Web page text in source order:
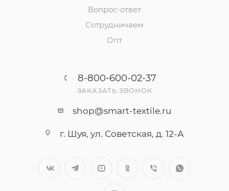
Вопрос-ответ
Сотрудничаем
Опт
8-800-600-02-37
ЗАКАЗАТЬ ЗВОНОК
shop@smart-textile.ru
г. Шуя, ул. Советская, д. 12-А